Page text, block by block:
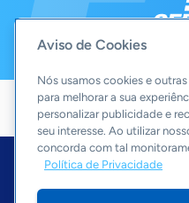
Aviso de Cookies
Nós usamos cookies e
para melhorar a sua
personalizar publicidade e
seu interesse. Ao utilizar
concorda com tal
Política de Privacidade